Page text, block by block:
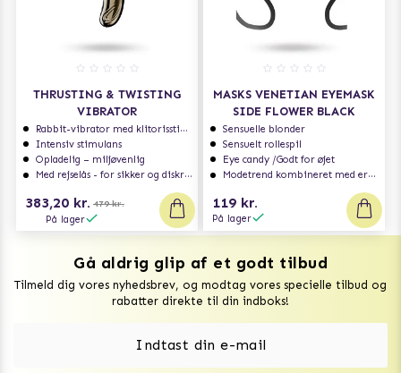
THRUSTING & TWISTING
VIBRATOR
Rabbit-vibrator med klitorisstimulering
Intensiv stimulans
Opladelig – miljøvenlig
Med rejselås - for sikker og diskret transport
383,20 kr. 479 kr.
På lager
MASKS VENETIAN EYEMASK
SIDE FLOWER BLACK
Sensuelle blonder
Sensuelt rollespil
Eye candy /Godt for øjet
Modetrend kombineret med erotik
119 kr.
På lager
Gå aldrig glip af et godt tilbud
Tilmeld dig vores nyhedsbrev, og modtag vores specielle tilbud og
rabatter direkte til din indboks!
Vuxen Magazine